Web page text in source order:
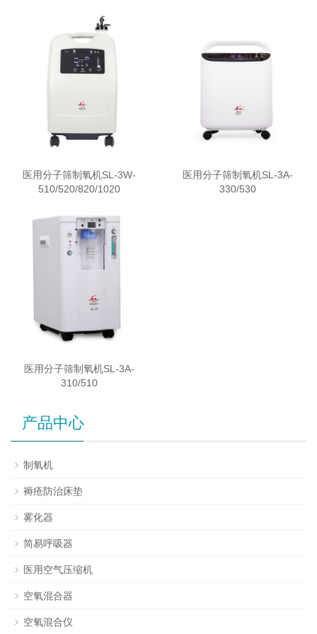
医用分子筛制氧机SL-3W-
510/520/820/1020
医用分子筛制氧机SL-3A-
330/530
医用分子筛制氧机SL-3A-
310/510
产品中心
制氧机
褥疮防治床垫
雾化器
简易呼吸器
医用空气压缩机
空氧混合器
空氧混合仪